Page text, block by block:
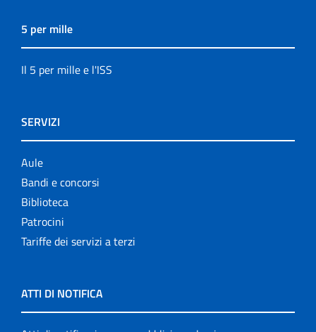
5 per mille
Il 5 per mille e l'ISS
SERVIZI
Aule
Bandi e concorsi
Biblioteca
Patrocini
Tariffe dei servizi a terzi
ATTI DI NOTIFICA